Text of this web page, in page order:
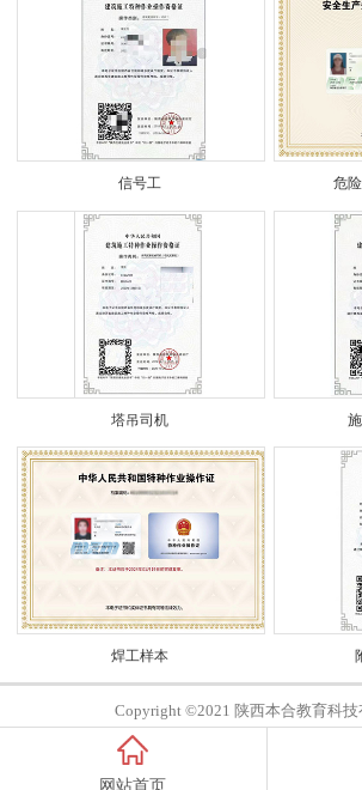
信号工 危
塔吊司机
焊工样本
Copyright ©2021 陕西本合教育科技
网站首页